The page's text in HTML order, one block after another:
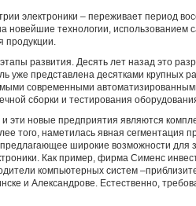
электроники – переживает период
новейшие технологии, использованием
продукции.
развития. Десять лет назад это
уже представлена десятками крупных
современными
сборки и тестирования
эти новые предприятия являются
того, наметилась явная сегментация
широкие возможности для
Как пример, фирма Сименс
компьютерных систем
и Александрове. Естественно,